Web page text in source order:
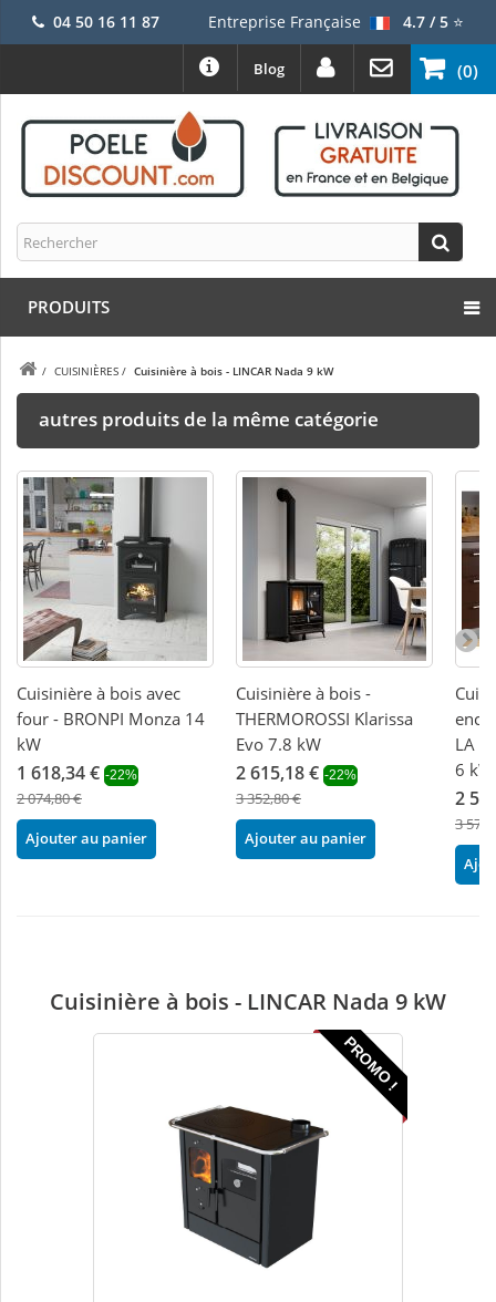
04 50 16 11 87 Entreprise Française 4.7 / 5⭐
(0)
Blog
PRODUITS
/ CUISINIÈRES / Cuisinière à bois - LINCAR Nada 9 kW
autres produits de la même catégorie
Cuisinière à bois avec
four - BRONPI Monza 14
kW
1 618,34 € -22%
2 074,80 €
Ajouter au panier
Cuisinière à bois -
THERMOROSSI Klarissa
Evo 7.8 kW
2 615,18 € -22%
3 352,80 €
Ajouter au panier
LA
6 kW
2
3
Cuisinière à bois - LINCAR Nada 9 kW
PROMO !